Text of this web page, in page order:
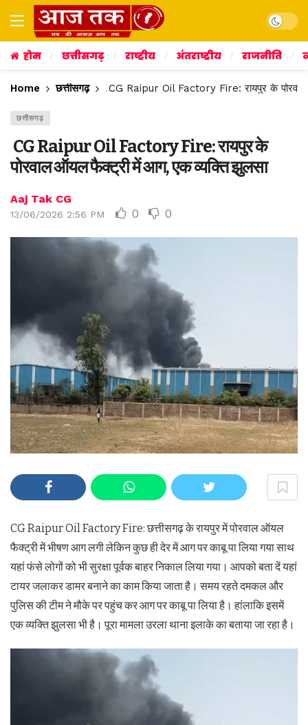
Dark
होम छत्तीसगढ़ राष्ट्रीय अंतराष्ट्रीय राजनीति
Home छत्तीसगढ़ CG Raipur Oil Factory Fire: रायपुर के
छत्तीसगढ़
CG Raipur Oil Factory Fire: रायपुर के
पोरवाल ऑयल फैक्ट्री में आग, एक व्यक्ति झुलसा
Aaj Tak CG
13/06/2026 2:56 PM 0 0
CG Raipur Oil Factory Fire: छत्तीसगढ़ के रायपुर में पोरवाल ऑयल
फैक्ट्री में भीषण आग लगी लेकिन कुछ ही देर में आग पर काबू पा लिया गया साथ
यहां फंसे लोगों को भी सुरक्षा पूर्वक बाहर निकाल लिया गया। आपको बता दें यहां
टायर जलाकर डामर बनाने का काम किया जाता है। समय रहते दमकल और
पुलिस की टीम ने मौके पर पहुंच कर आग पर काबू पा लिया है। हांलाकि इसमें
एक व्यक्ति झुलसा भी है। पूरा मामला उरला थाना इलाके का बताया जा रहा है।